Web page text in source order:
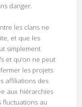
danger.
les clans ne
et que les
simplement
et qu’on ne peut
les projets
affiliations des
aux hiérarchies
fluctuations au